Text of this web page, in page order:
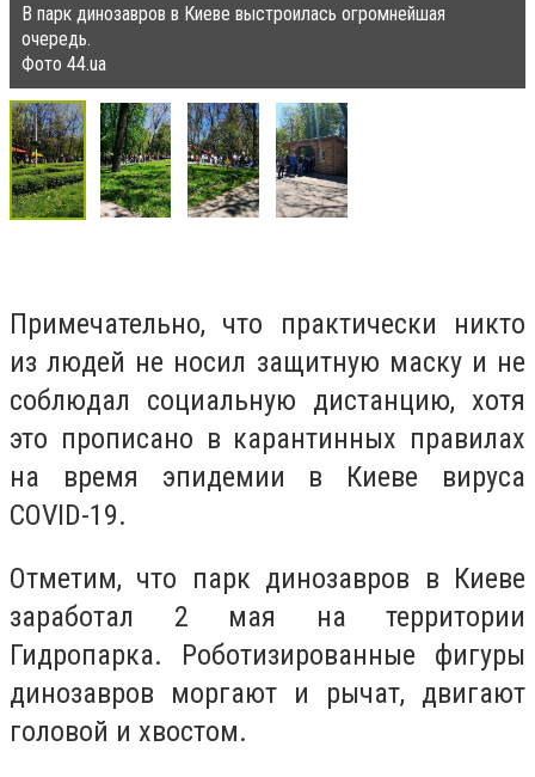
В парк динозавров в Киеве выстроилась огромнейшая
очередь.
Фото 44.ua
Примечательно, что практически никто
из людей не носил защитную маску и не
соблюдал социальную дистанцию, хотя
это прописано в карантинных правилах
на время эпидемии в Киеве вируса
COVID-19.
Отметим, что парк динозавров в Киеве
заработал 2 мая на территории
Гидропарка. Роботизированные фигуры
динозавров моргают и рычат, двигают
головой и хвостом.